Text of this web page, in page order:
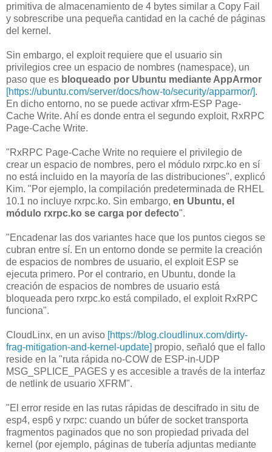
primitiva de almacenamiento de 4 bytes similar a Copy Fail
y sobrescribe una pequeña cantidad en la caché de páginas
del kernel.
Sin embargo, el exploit requiere que el usuario sin
privilegios cree un espacio de nombres (namespace), un
paso que es bloqueado por Ubuntu mediante AppArmor
[https://ubuntu.com/server/docs/how-to/security/apparmor/].
En dicho entorno, no se puede activar xfrm-ESP Page-
Cache Write. Ahí es donde entra el segundo exploit, RxRPC
Page-Cache Write.
"RxRPC Page-Cache Write no requiere el privilegio de
crear un espacio de nombres, pero el módulo rxrpc.ko en sí
no está incluido en la mayoría de las distribuciones", explicó
Kim. "Por ejemplo, la compilación predeterminada de RHEL
10.1 no incluye rxrpc.ko. Sin embargo, en Ubuntu, el
módulo rxrpc.ko se carga por defecto".
"Encadenar las dos variantes hace que los puntos ciegos se
cubran entre sí. En un entorno donde se permite la creación
de espacios de nombres de usuario, el exploit ESP se
ejecuta primero. Por el contrario, en Ubuntu, donde la
creación de espacios de nombres de usuario está
bloqueada pero rxrpc.ko está compilado, el exploit RxRPC
funciona".
CloudLinx, en un aviso [https://blog.cloudlinux.com/dirty-
frag-mitigation-and-kernel-update] propio, señaló que el fallo
reside en la "ruta rápida no-COW de ESP-in-UDP
MSG_SPLICE_PAGES y es accesible a través de la interfaz
de netlink de usuario XFRM".
"El error reside en las rutas rápidas de descifrado in situ de
esp4, esp6 y rxrpc: cuando un búfer de socket transporta
fragmentos paginados que no son propiedad privada del
kernel (por ejemplo, páginas de tubería adjuntas mediante